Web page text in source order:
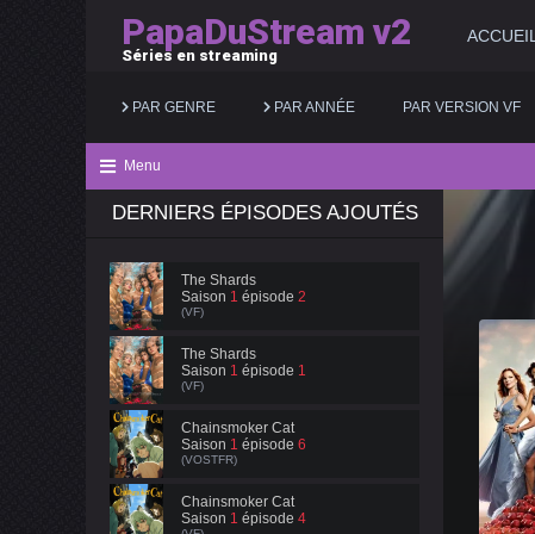
PapaDuStream v2
Séries en streaming
ACCUEIL
PAR GENRE
Action
Animation
Aventure
Biopic
Comédie
Documentaire
Fantastique
PAR ANNÉE
2025
PAR VERSION VF
Menu
DERNIERS ÉPISODES AJOUTÉS
The Shards
Saison 1 épisode 2
(VF)
The Shards
Saison 1 épisode 1
(VF)
Chainsmoker Cat
Saison 1 épisode 6
(VOSTFR)
Chainsmoker Cat
Saison 1 épisode 4